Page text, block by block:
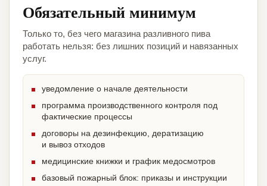
Обязательный минимум
Только то, без чего магазина разливного пива
работать нельзя: без лишних позиций и навязанных
услуг.
уведомление о начале деятельности
программа производственного контроля под
фактические процессы
договоры на дезинфекцию, дератизацию
и вывоз отходов
медицинские книжки и график медосмотров
базовый пожарный блок: приказы и инструкции